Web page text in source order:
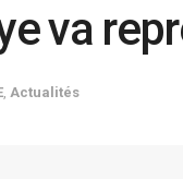
va
Actualités